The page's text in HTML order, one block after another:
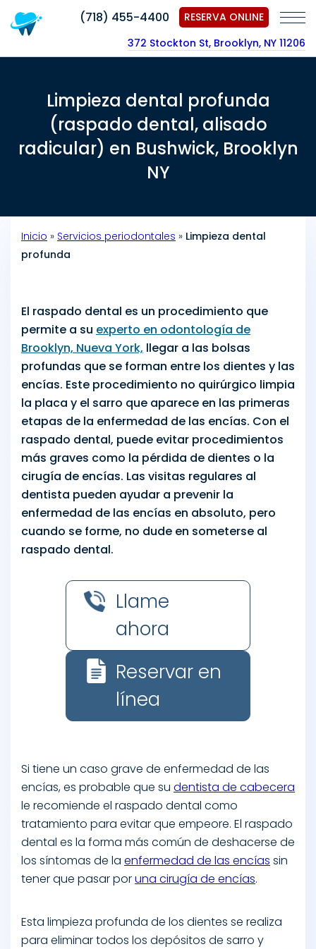
372 Stockton St, Brooklyn, NY 11206
(718) 455-4400 RESERVA ONLINE
Limpieza dental profunda
(raspado dental, alisado
radicular) en Bushwick, Brooklyn
NY
Inicio » Servicios periodontales » Limpieza dental
profunda
El raspado dental es un procedimiento que
permite a su experto en odontología de
Brooklyn, Nueva York, llegar a las bolsas
profundas que se forman entre los dientes y las
encías. Este procedimiento no quirúrgico limpia
la placa y el sarro que aparece en las primeras
etapas de la enfermedad de las encías. Con el
raspado dental, puede evitar procedimientos
más graves como la pérdida de dientes o la
cirugía de encías. Las visitas regulares al
dentista pueden ayudar a prevenir la
enfermedad de las encías en absoluto, pero
cuando se forme, no dude en someterse al
raspado dental.
Llame
ahora
Reservar en
línea
Si tiene un caso grave de enfermedad de las
encías, es probable que su dentista de cabecera
le recomiende el raspado dental como
tratamiento para evitar que empeore. El raspado
dental es la forma más común de deshacerse de
los síntomas de la enfermedad de las encías sin
tener que pasar poruna cirugía de encías.
Esta limpieza profunda de los dientes se realiza
para eliminar todos los depósitos de sarro y